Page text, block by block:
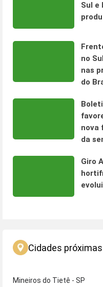
Sul e
no
nas
do
nova
da
Giro
Cidades próximas
Mineiros do Tietê - SP